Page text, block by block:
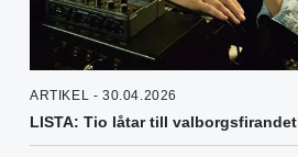
ARTIKEL - 30.04.2026
LISTA: Tio låtar till valborgsfirandet